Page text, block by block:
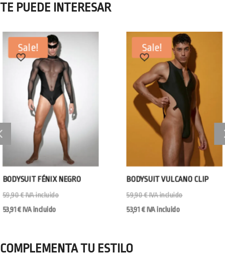
TE PUEDE INTERESAR
Sale!
BODYSUIT FÉNIX NEGRO
59,90€IVA incluido
53,91€ IVA incluido
Sale!
BODYSUIT VULCANO CLIP
59,90€ IVA incluido
53,91€ IVA incluido
COMPLEMENTA TU ESTILO